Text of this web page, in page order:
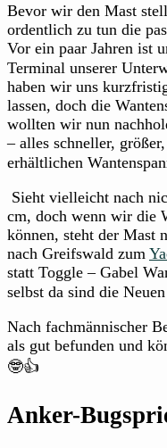
Bevor wir den Mast
ordentlich zu tun die
Vor ein paar Jahren ist
Terminal unserer
haben wir uns
lassen, doch die
wollten wir nun
– alles schneller,
erhältlichen
Sieht vielleicht nach
cm, doch wenn wir die
können, steht der Mast
nach Greifswald zum
statt Toggle – Gabel
selbst da sind die
Nach fachmännischer
als gut befunden und
🤓👍
Anker-